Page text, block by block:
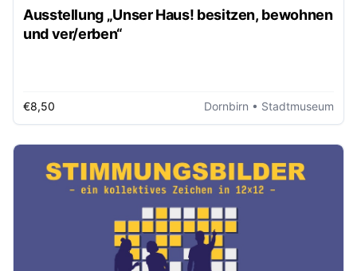
Ausstellung „Unser Haus! besitzen, bewohnen
und ver/erben“
€8,50 Dornbirn • Stadtmuseum